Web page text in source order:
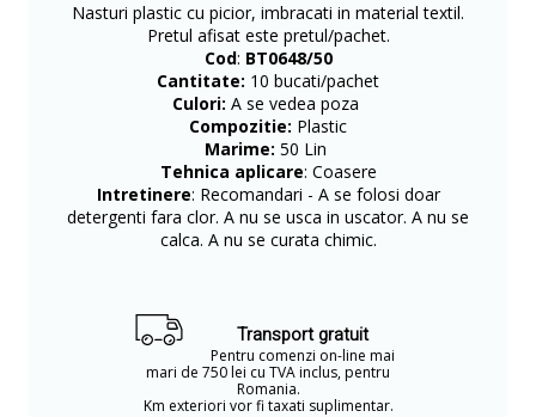
Nasturi plastic cu picior, imbracati in material textil.
Pretul afisat este pretul/pachet.
Cod: BT0648/50
Cantitate: 10 bucati/pachet
Culori: A se vedea poza
Compozitie: Plastic
Marime: 50 Lin
Tehnica aplicare: Coasere
Intretinere: Recomandari - A se folosi doar
detergenti fara clor. A nu se usca in uscator. A nu se
calca. A nu se curata chimic.
Transport gratuit
Pentru comenzi on-line mai
mari de 750 lei cu TVA inclus, pentru
Romania.
Km exteriori vor fi taxati suplimentar.